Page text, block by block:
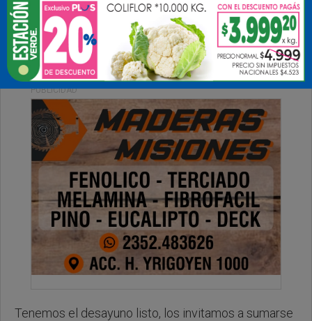
Jueves, 04 de Septiembre de 2025 . 08:39 Hs.
Muy buenos días para tod@s, les deseamos una
excelente jornada.
PUBLICIDAD
Tenemos el desayuno listo, los invitamos a sumarse